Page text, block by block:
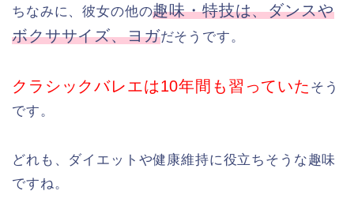
ちなみに、彼女の他の趣味・特技は、ダンスや
ボクササイズ、ヨガだそうです。
クラシックバレエは10年間も習っていた そう
です。
どれも、ダイエットや健康維持に役立ちそうな趣味
ですね。